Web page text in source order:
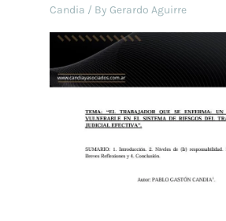
Candia / By Gerardo Aguirre